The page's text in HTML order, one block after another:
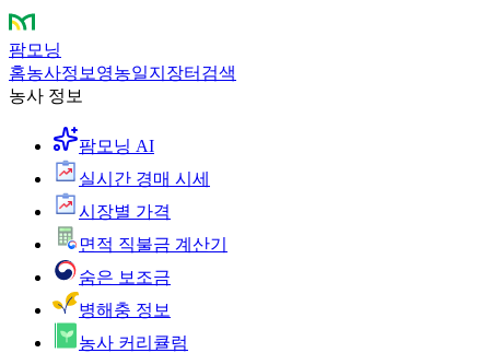
팜모닝
홈농사정보 영농일지 장터 검색
농사 정보
팜모닝 AI
실시간 경매 시세
시장별 가격
면적 직불금 계산기
숨은 보조금
병해충 정보
농사 커리큘럼